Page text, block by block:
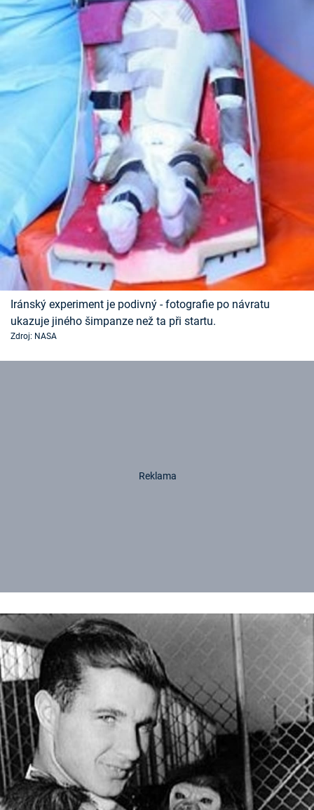
Iránský experiment je podivný - fotografie po návratu
ukazuje jiného šimpanze než ta při startu.
Zdroj: NASA